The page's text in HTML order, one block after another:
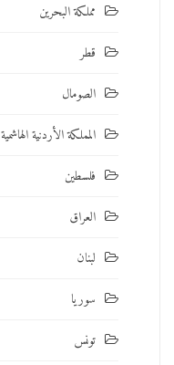
مملكة البحرين
قطر
الصومال
المملكة الأردنية الهاشمية
فلسطين
العراق
لبنان
سوريا
تونس